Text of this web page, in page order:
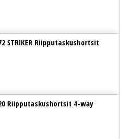
STRIKER Riipputaskushortsit
Riipputaskushortsit 4-way